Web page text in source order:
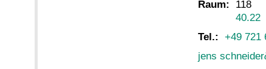
Raum:
118
40.22
Tel.:
+49 721
jens schneider